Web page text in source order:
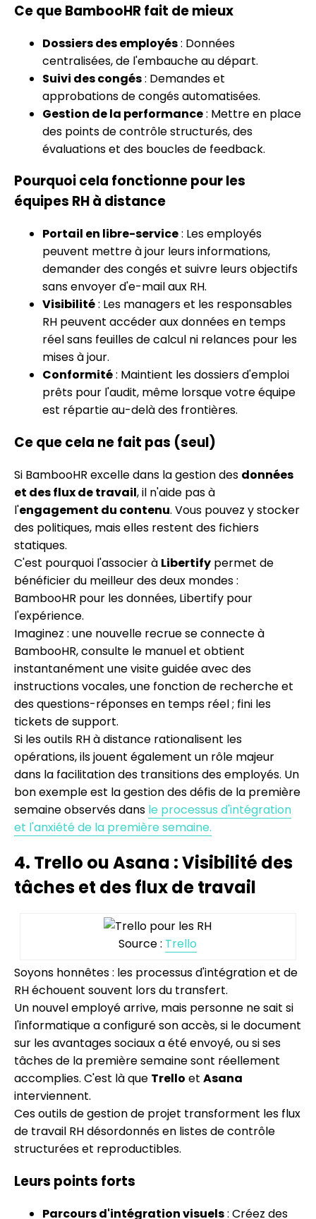
Ce que BambooHR fait de mieux
Dossiers des employés: Données
centralisées, de l'embauche au départ.
Suivi des congés: Demandes et
approbations de congés automatisées.
Gestion de la performance: Mettre en place
des points de contrôle structurés, des
évaluations et des boucles de feedback.
Pourquoi cela fonctionne pour les
équipes RH à distance
Portail en libre-service: Les employés
peuvent mettre à jour leurs informations,
demander des congés et suivre leurs objectifs
sans envoyer d'e-mail aux RH.
Visibilité: Les managers et les responsables
RH peuvent accéder aux données en temps
réel sans feuilles de calcul ni relances pour les
mises à jour.
Conformité: Maintient les dossiers d'emploi
prêts pour l'audit, même lorsque votre équipe
est répartie au-delà des frontières.
Ce que cela ne fait pas (seul)
Si BambooHR excelle dans la gestion des données
et des flux de travail, il n'aide pas à
l'engagement du contenu. Vous pouvez y stocker
des politiques, mais elles restent des fichiers
statiques.
C'est pourquoi l'associer à Libertify permet de
bénéficier du meilleur des deux mondes :
BambooHR pour les données, Libertify pour
l'expérience.
Imaginez : une nouvelle recrue se connecte à
BambooHR, consulte le manuel et obtient
instantanément une visite guidée avec des
instructions vocales, une fonction de recherche et
des questions-réponses en temps réel ; fini les
tickets de support.
Si les outils RH à distance rationalisent les
opérations, ils jouent également un rôle majeur
dans la facilitation des transitions des employés. Un
bon exemple est la gestion des défis de la première
semaine observés dans le processus d'intégration
et l'anxiété de la première semaine.
4. Trello ou Asana : Visibilité des
tâches et des flux de travail
Source : Trello
Soyons honnêtes : les processus d'intégration et de
RH échouent souvent lors du transfert.
Un nouvel employé arrive, mais personne ne sait si
l'informatique a configuré son accès, si le document
sur les avantages sociaux a été envoyé, ou si ses
tâches de la première semaine sont réellement
accomplies. C'est là que Trello et Asana
interviennent.
Ces outils de gestion de projet transforment les flux
de travail RH désordonnés en listes de contrôle
structurées et reproductibles.
Leurs points forts
Parcours d'intégration visuels: Créez des